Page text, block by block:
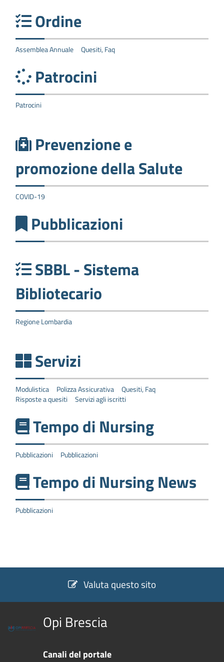
Ordine
Assemblea Annuale Quesiti, Faq
Patrocini
Patrocini
Prevenzione e
promozione della Salute
COVID-19
Pubblicazioni
SBBL - Sistema
Bibliotecario
Regione Lombardia
Servizi
Modulistica Polizza Assicurativa
Quesiti, Faq
Risposte a quesiti
Servizi agli iscritti
Tempo di Nursing
Pubblicazioni Pubblicazioni
Tempo di Nursing News
Pubblicazioni
Valuta questo sito
Opi Brescia
Canali del portale